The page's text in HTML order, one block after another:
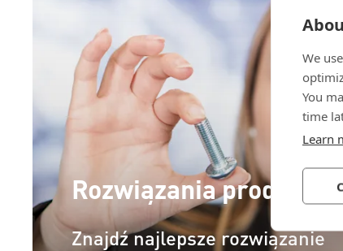
We
You
time
Learn
Rozwiązania
Znajdź najlepsze rozwiązanie